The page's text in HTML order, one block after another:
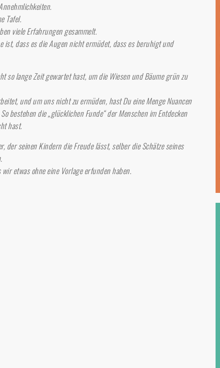
Tafel.
viele Erfahrungen gesammelt.
ist, dass es die Augen nicht ermüdet, dass es beruhigt und
so lange Zeit gewartet hast, um die Wiesen und Bäume grün zu
und um uns nicht zu ermüden, hast Du eine Menge Nuancen
bestehen die „glücklichen Funde“ der Menschen im Entdecken
hast.
der seinen Kindern die Freude lässt, selber die Schätze seines
etwas ohne eine Vorlage erfunden haben.